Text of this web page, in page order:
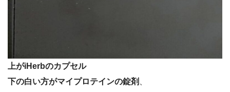
上がiHerbのカプセル
下の白い方がマイプロテインの錠剤